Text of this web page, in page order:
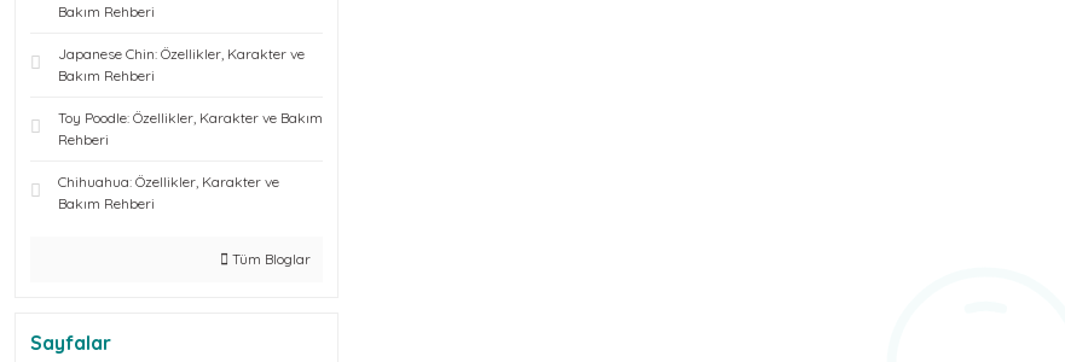
Bakım Rehberi
Japanese Chin: Özellikler, Karakter ve
Bakım Rehberi
Toy Poodle: Özellikler, Karakter ve Bakım
Rehberi
Chihuahua: Özellikler, Karakter ve
Bakım Rehberi
Tüm Bloglar
Sayfalar